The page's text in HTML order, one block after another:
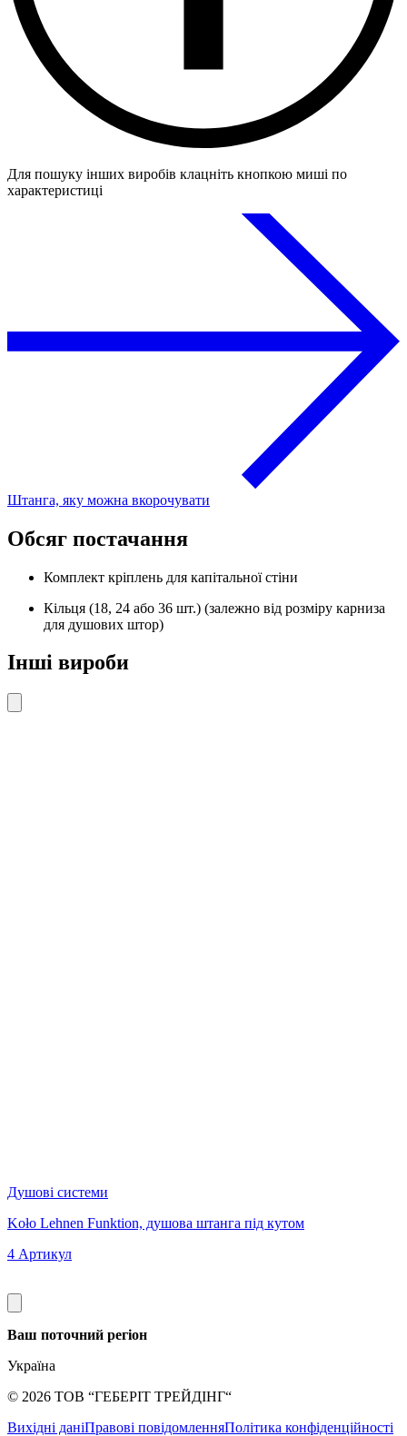
Для пошуку інших виробів клацніть кнопкою миші по
характеристиці
Штанга, яку можна вкорочувати
Обсяг постачання
Комплект кріплень для капітальної стіни
Кільця (18, 24 або 36 шт.) (залежно від розміру карниза
для душових штор)
Інші вироби
Душові системи
Koło Lehnen Funktion, душова штанга під кутом
4 Артикул
Ваш поточний регіон
Україна
© 2026 ТОВ “ГЕБЕРІТ ТРЕЙДІНГ“
Вихідні даніПравові повідомленняПолітика конфіденційності